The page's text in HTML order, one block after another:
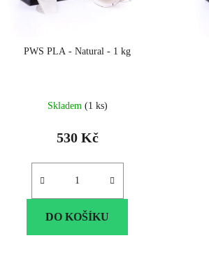
PWS PLA - Natural - 1 kg
Skladem (1 ks)
530 Kč
DO KOŠÍKU